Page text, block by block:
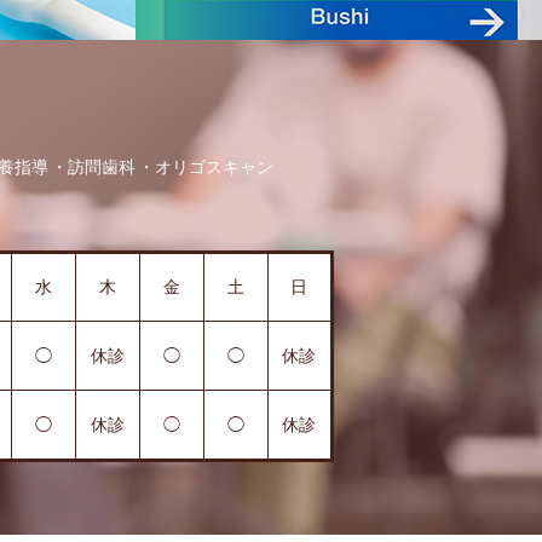
指導 訪問歯科 オリゴスキャン
水 木 金 土 日
◯ 休診 ◯ ◯ 休診
◯ 休診 ◯ ◯ 休診